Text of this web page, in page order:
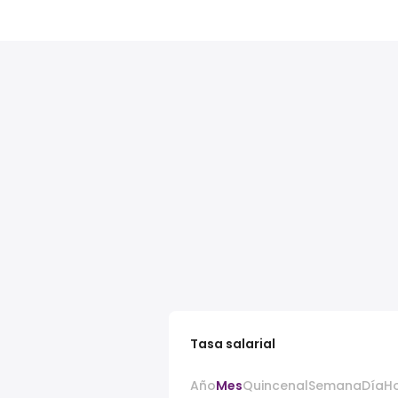
Tasa salarial
AñoMesQuincenalSemanaDía